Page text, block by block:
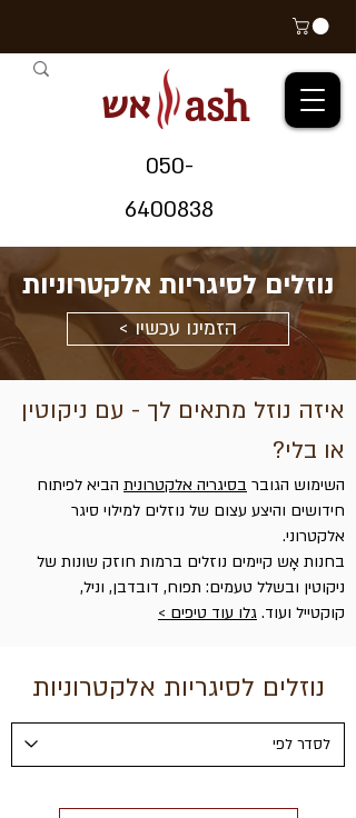
אש ash
050-
6400838
נוזלים לסיגריות אלקטרוניות
< הזמינו עכשיו
איזה נוזל מתאים לך - עם ניקוטין
או בלי?
השימוש הגובר בסיגריה אלקטרונית הביא לפיתוח
חידושים והיצע עצום של נוזלים למילוי סיגר
אלקטרוני.
בחנות אָש קיימים נוזלים ברמות חוזק שונות של
ניקוטין ובשלל טעמים: תפוח, דובדבן, וניל,
קוקטייל ועוד. גלו עוד טיפים >
נוזלים לסיגריות אלקטרוניות